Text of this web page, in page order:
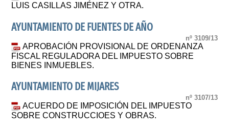
LUIS CASILLAS JIMÉNEZ Y OTRA.
AYUNTAMIENTO DE FUENTES DE AÑO
nº 3109/13
APROBACIÓN PROVISIONAL DE ORDENANZA
FISCAL REGULADORA DEL IMPUESTO SOBRE
BIENES INMUEBLES.
AYUNTAMIENTO DE MIJARES
nº 3107/13
ACUERDO DE IMPOSICIÓN DEL IMPUESTO
SOBRE CONSTRUCCIOES Y OBRAS.